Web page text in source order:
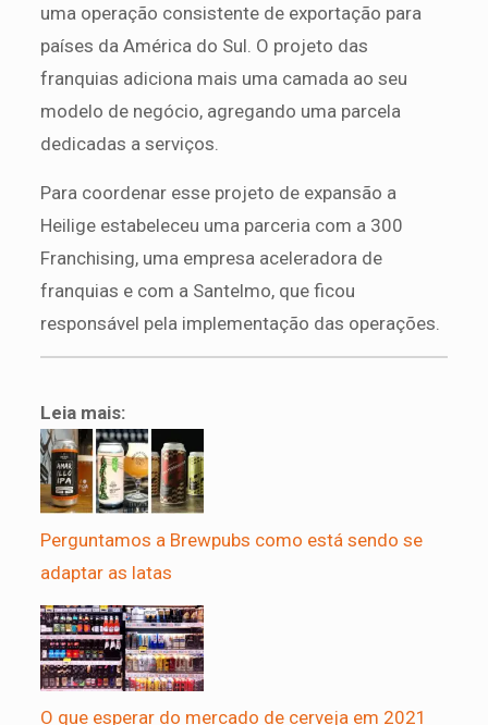
uma operação consistente de exportação para
países da América do Sul. O projeto das
franquias adiciona mais uma camada ao seu
modelo de negócio, agregando uma parcela
dedicadas a serviços.
Para coordenar esse projeto de expansão a
Heilige estabeleceu uma parceria com a 300
Franchising, uma empresa aceleradora de
franquias e com a Santelmo, que ficou
responsável pela implementação das operações.
Leia mais:
Perguntamos a Brewpubs como está sendo se
adaptar as latas
O que esperar do mercado de cerveja em 2021